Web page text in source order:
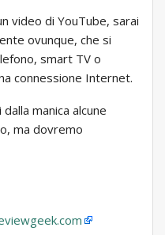
video di YouTube, sarai
ovunque, che si
smart TV o
connessione Internet.
manica alcune
ma dovremo